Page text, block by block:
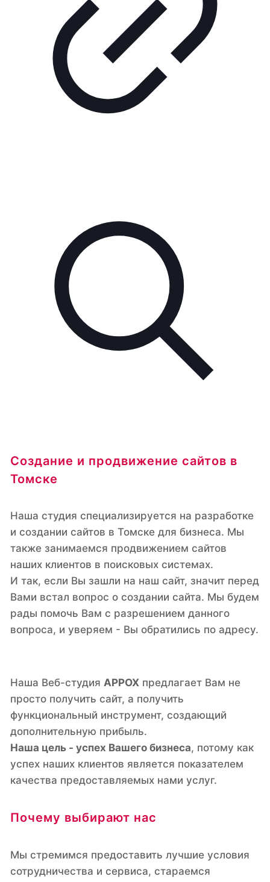
Создание и продвижение сайтов в
Томске
Наша студия специализируется на разработке
и создании сайтов в Томске для бизнеса. Мы
также занимаемся продвижением сайтов
наших клиентов в поисковых системах.
И так, если Вы зашли на наш сайт, значит перед
Вами встал вопрос о создании сайта. Мы будем
рады помочь Вам с разрешением данного
вопроса, и уверяем - Вы обратились по адресу.
Наша Веб-студия APPOXпредлагает Вам не
просто получить сайт, а получить
функциональный инструмент, создающий
дополнительную прибыль.
Наша цель - успех Вашего бизнеса, потому как
успех наших клиентов является показателем
качества предоставляемых нами услуг.
Почему выбирают нас
Мы стремимся предоставить лучшие условия
сотрудничества и сервиса, стараемся